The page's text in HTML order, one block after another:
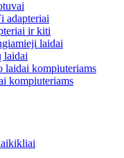
adapteriai
ir kiti
laidai
laidai
laidai kompiuteriams
kompiuteriams